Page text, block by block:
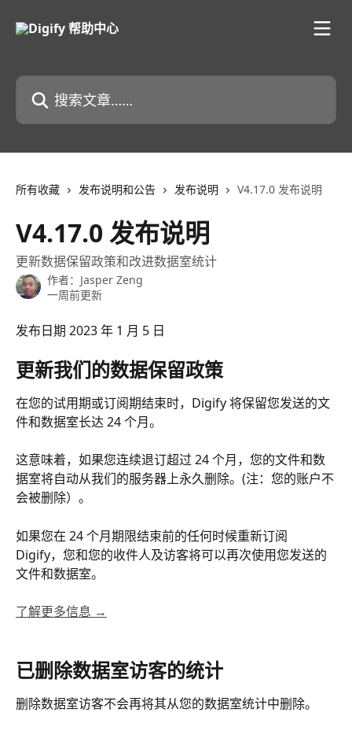
搜索文章……
所有收藏 发布说明和公告 发布说明 V4.17.0 发布说明
V4.17.0 发布说明
更新数据保留政策和改进数据室统计
作者： Jasper Zeng
一周前更新
发布日期 2023 年 1 月 5 日
更新我们的数据保留政策
在您的试用期或订阅期结束时，Digify 将保留您发送的文
件和数据室长达 24 个月。
这意味着，如果您连续退订超过 24 个月，您的文件和数
据室将自动从我们的服务器上永久删除。(注：您的账户不
会被删除）。
如果您在 24 个月期限结束前的任何时候重新订阅
Digify，您和您的收件人及访客将可以再次使用您发送的
文件和数据室。
了解更多信息 →
已删除数据室访客的统计
删除数据室访客不会再将其从您的数据室统计中删除。